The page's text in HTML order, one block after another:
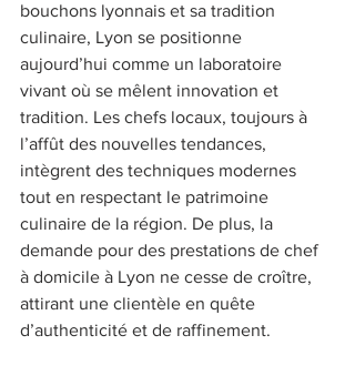
bouchons lyonnais et sa tradition
culinaire, Lyon se positionne
aujourd’hui comme un laboratoire
vivant où se mêlent innovation et
tradition. Les chefs locaux, toujours à
l’affût des nouvelles tendances,
intègrent des techniques modernes
tout en respectant le patrimoine
culinaire de la région. De plus, la
demande pour des prestations de chef
à domicile à Lyon ne cesse de croître,
attirant une clientèle en quête
d’authenticité et de raffinement.